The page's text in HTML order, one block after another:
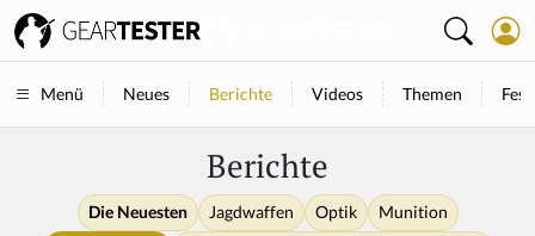
Menü Neues Berichte Videos Themen
Berichte
Die Neuesten Jagdwaffen Optik
Munition